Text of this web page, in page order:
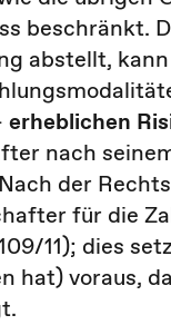
beschränkt.
abstellt,
erheblichen
nach
der
für die
11); dies
hat) voraus,